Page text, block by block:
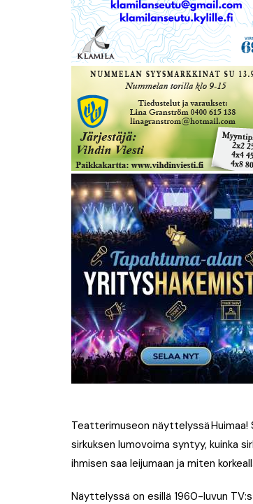
Teatterimuseon näyttelyssä Huimaa!
sirkuksen lumovoima syntyy, kuinka
ihmisen saa leijumaan ja miten
Näyttelyssä on esillä 1960-luvun